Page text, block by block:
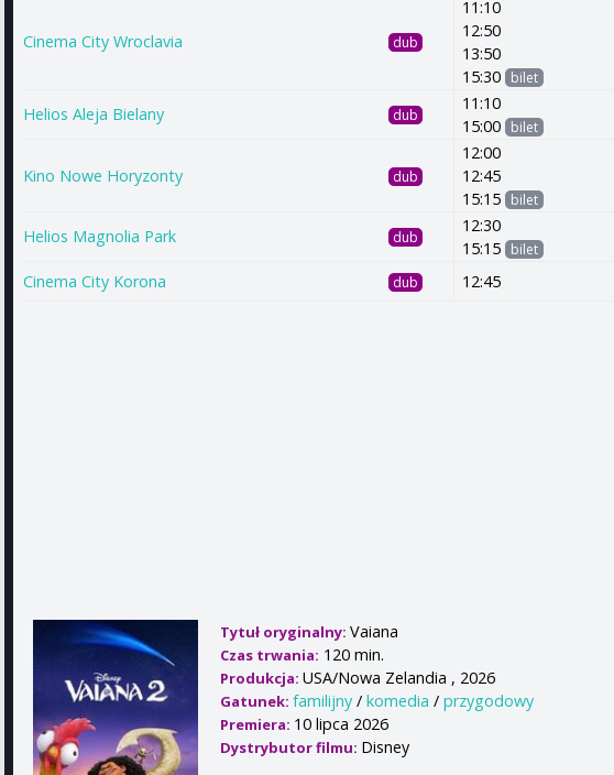
Cinema City Wroclavia dub
11:10
12:50
13:50
15:30 bilet
Helios Aleja Bielany dub
11:10
15:00 bilet
Kino Nowe Horyzonty dub
12:00
12:45
15:15 bilet
Helios Magnolia Park dub
12:30
15:15 bilet
Cinema City Korona dub 12:45
Tytuł oryginalny:Vaiana
Czas trwania: 120 min.
Produkcja:USA/Nowa Zelandia , 2026
Gatunek:familijny /komedia /przygodowy
Premiera: 10 lipca 2026
Dystrybutor filmu: Disney